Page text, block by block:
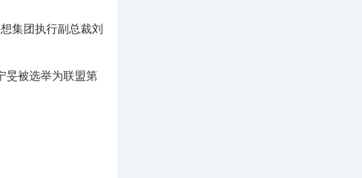
集团执行副总裁刘
旻被选举为联盟第